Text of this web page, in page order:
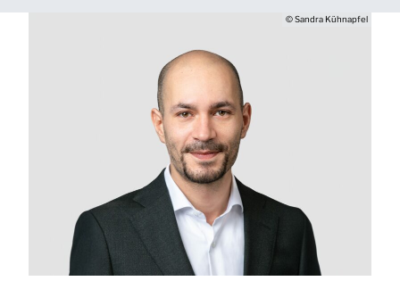
© Sandra Kühnapfel